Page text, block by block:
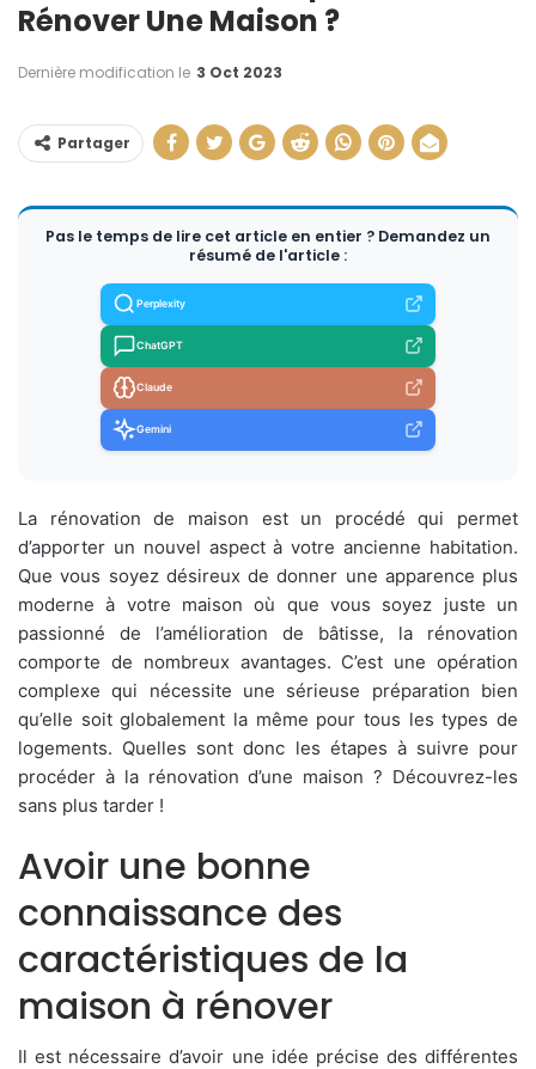
Rénover Une Maison ?
Dernière modification le 3 Oct 2023
Partager
Pas le temps de lire cet article en entier ? Demandez un
résumé de l'article :
Perplexity
ChatGPT
Claude
Gemini
La rénovation de maison est un procédé qui permet
d’apporter un nouvel aspect à votre ancienne habitation.
Que vous soyez désireux de donner une apparence plus
moderne à votre maison où que vous soyez juste un
passionné de l’amélioration de bâtisse, la rénovation
comporte de nombreux avantages. C’est une opération
complexe qui nécessite une sérieuse préparation bien
qu’elle soit globalement la même pour tous les types de
logements. Quelles sont donc les étapes à suivre pour
procéder à la rénovation d’une maison ? Découvrez-les
sans plus tarder !
Avoir une bonne
connaissance des
caractéristiques de la
maison à rénover
Il est nécessaire d’avoir une idée précise des différentes